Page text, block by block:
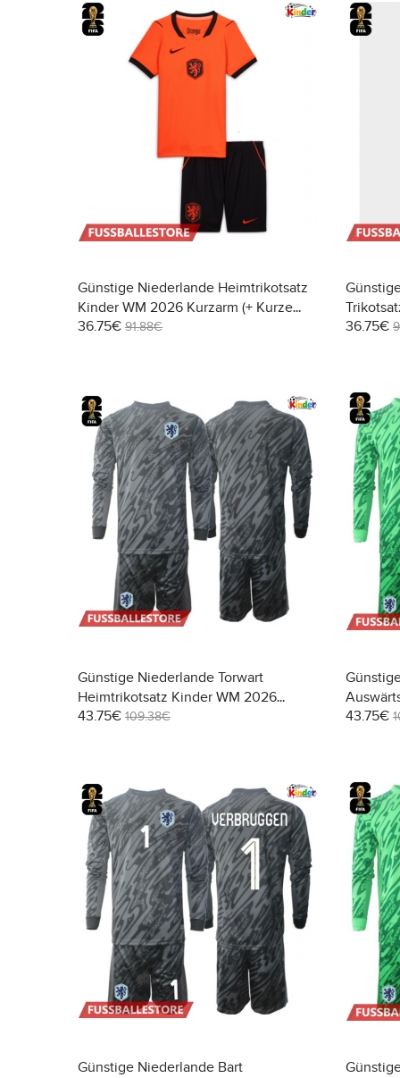
Günstige Niederlande Heimtrikotsatz
Kinder WM 2026 Kurzarm (+ Kurze
Hosen)
36.75€ 91.88€
(+ Kurze
36.75€
Günstige Niederlande Torwart
Heimtrikotsatz Kinder WM 2026
Langarm (+ Kurze Hosen)
43.75€ 109.38€
Langarm
43.75€
Günstige Niederlande Bart